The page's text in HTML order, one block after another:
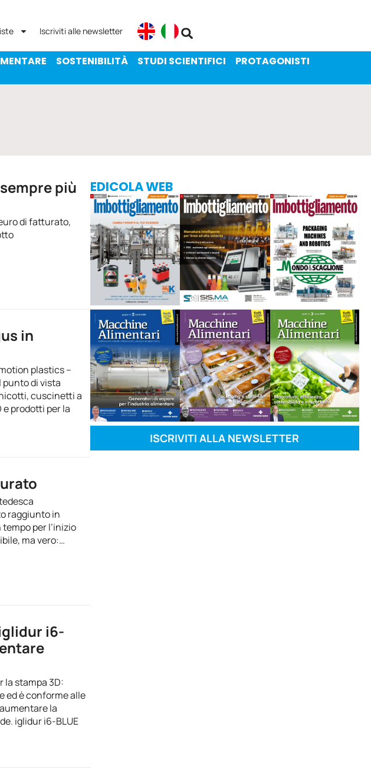
Iscriviti alle newsletter
SOSTENIBILITÀ STUDI SCIENTIFICI
PROTAGONISTI
più
di fatturato,
in
plastics –
di vista
cuscinetti a
prodotti per la
raggiunto in
per l’inizio
ma vero:…
i6-
la stampa 3D:
ed è conforme alle
la
iglidur i6-BLUE
EDICOLA WEB
ISCRIVITI ALLA NEWSLETTER